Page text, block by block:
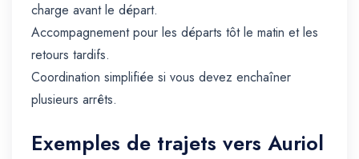
charge avant le départ.
Accompagnement pour les départs tôt le matin et les
retours tardifs.
Coordination simplifiée si vous devez enchaîner
plusieurs arrêts.
Exemples de trajets vers Auriol